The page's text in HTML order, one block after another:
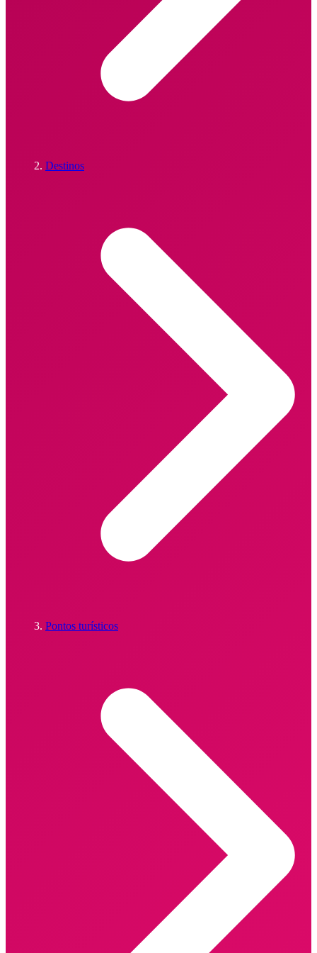
Destinos
Pontos turísticos